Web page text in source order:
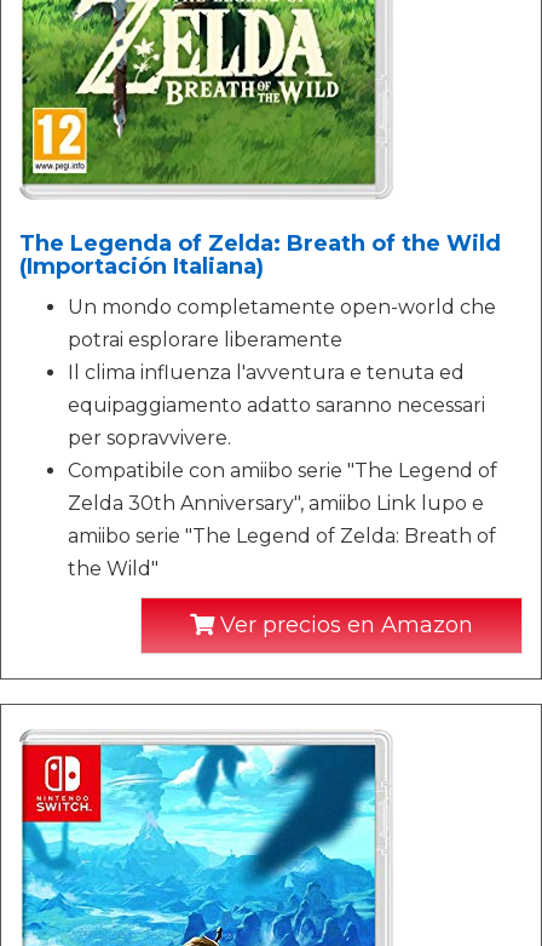
The Legenda of Zelda: Breath of the Wild
(Importación Italiana)
Un mondo completamente open-world che
potrai esplorare liberamente
Il clima influenza l'avventura e tenuta ed
equipaggiamento adatto saranno necessari
per sopravvivere.
Compatibile con amiibo serie "The Legend of
Zelda 30th Anniversary", amiibo Link lupo e
amiibo serie "The Legend of Zelda: Breath of
the Wild"
Ver precios en Amazon